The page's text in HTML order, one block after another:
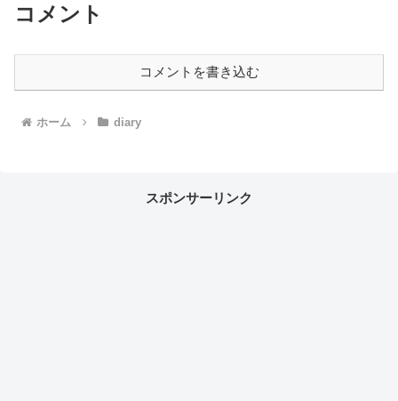
コメント
コメントを書き込む
ホーム diary
スポンサーリンク